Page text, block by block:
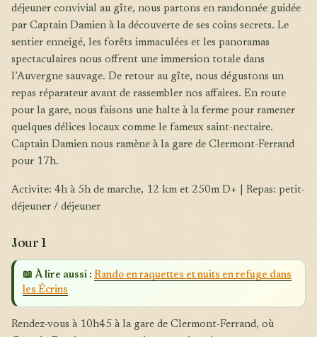
déjeuner convivial au gîte, nous partons en randonnée guidée
par Captain Damien à la découverte de ses coins secrets. Le
sentier enneigé, les forêts immaculées et les panoramas
spectaculaires nous offrent une immersion totale dans
l’Auvergne sauvage. De retour au gîte, nous dégustons un
repas réparateur avant de rassembler nos affaires. En route
pour la gare, nous faisons une halte à la ferme pour ramener
quelques délices locaux comme le fameux saint-nectaire.
Captain Damien nous ramène à la gare de Clermont-Ferrand
pour 17h.
Activite: 4h à 5h de marche, 12 km et 250m D+ | Repas: petit-
déjeuner / déjeuner
Jour 1
📖 À lire aussi : Rando en raquettes et nuits en refuge dans
les Écrins
Rendez-vous à 10h45 à la gare de Clermont-Ferrand, où